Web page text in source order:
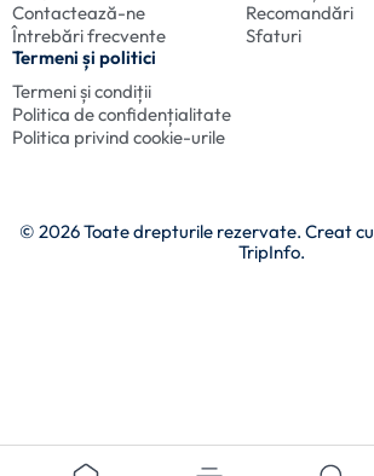
Contactează-ne
Întrebări frecvente
Recomandări
Sfaturi
Termeni și politici
Termeni și condiții
Politica de confidențialitate
Politica privind cookie-urile
© 2026 Toate drepturile rezervate. Creat cu
TripInfo.